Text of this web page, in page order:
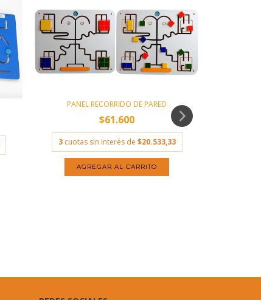
PANEL RECORRIDO DE PARED
$61.600
3 cuotas sin interés de $20.533,33